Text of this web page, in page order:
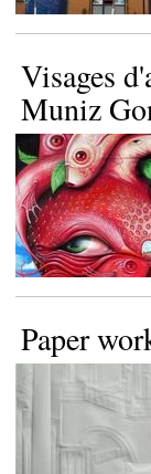
Visages
Muniz
Paper